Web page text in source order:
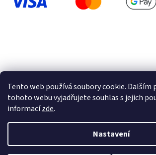
Tento web používá soubory cookie. Dalším
tohoto webu vyjadřujete souhlas s jejich
informacízde.
Nastavení